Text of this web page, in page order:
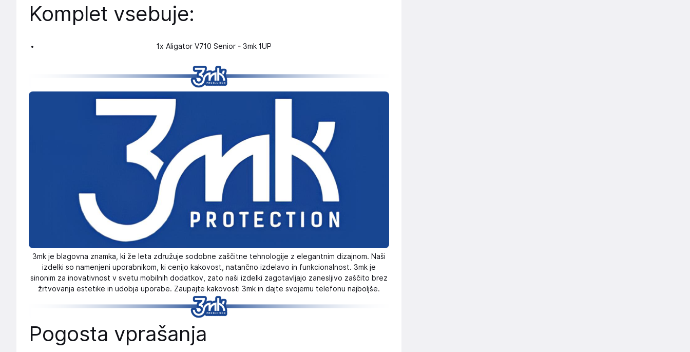
Komplet vsebuje:
1x Aligator V710 Senior - 3mk 1UP
3mk je blagovna znamka, ki že leta združuje sodobne zaščitne tehnologije z elegantnim dizajnom. Naši
izdelki so namenjeni uporabnikom, ki cenijo kakovost, natančno izdelavo in funkcionalnost. 3mk je
sinonim za inovativnost v svetu mobilnih dodatkov, zato naši izdelki zagotavljajo zanesljivo zaščito brez
žrtvovanja estetike in udobja uporabe. Zaupajte kakovosti 3mk in dajte svojemu telefonu najboljše.
Pogosta vprašanja